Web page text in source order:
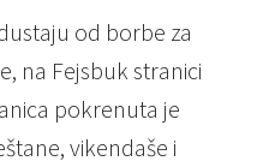
od borbe za
na Fejsbuk stranici
pokrenuta je
vikendaše i